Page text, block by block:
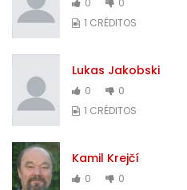
1 CRÉDITOS
Lukas Jakobski
0
0
1 CRÉDITOS
Kamil Krejčí
0
0